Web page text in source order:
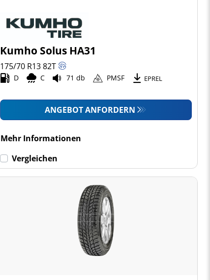
Kumho Solus HA31
175/70 R1382T
D C 71 db PMSF EPREL
ANGEBOT ANFORDERN
Mehr Informationen
Vergleichen